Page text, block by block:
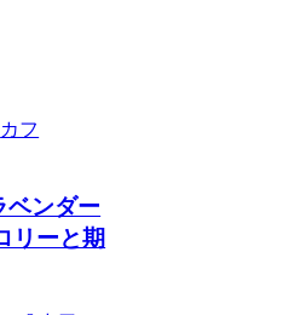
カフ
ベンダー
リーと期